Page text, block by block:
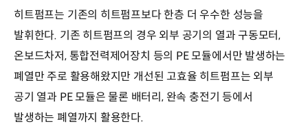
히트펌프는 기존의 히트펌프보다 한층 더 우수한 성능을
발휘한다. 기존 히트펌프의 경우 외부 공기의 열과 구동모터,
온보드차저, 통합전력제어장치 등의 PE 모듈에서만 발생하는
폐열만 주로 활용해왔지만 개선된 고효율 히트펌프는 외부
공기 열과 PE 모듈은 물론 배터리, 완속 충전기 등에서
발생하는 폐열까지 활용한다.